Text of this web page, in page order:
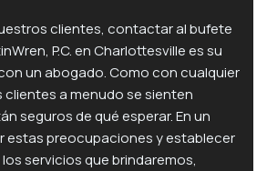
clientes, contactar al bufete
P.C. en Charlottesville es su
un abogado. Como con cualquier
a menudo se sienten
seguros de qué esperar. En un
estas preocupaciones y establecer
servicios que brindaremos,